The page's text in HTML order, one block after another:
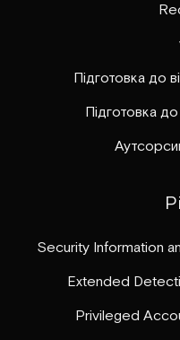
Підготовка до
Підготовка
Security Information
Extended
Privileged